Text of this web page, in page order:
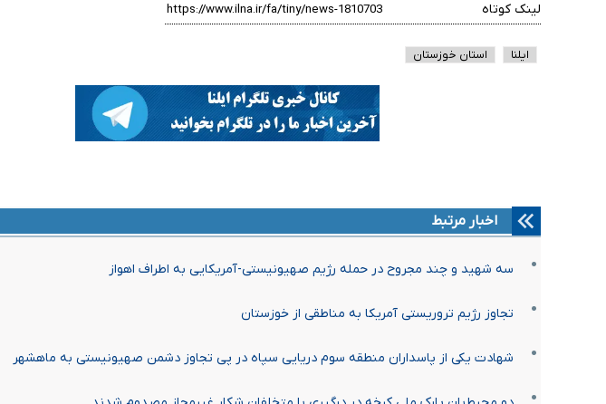
لینک کوتاه
ایلنا استان خوزستان
اخبار مرتبط
سه شهید و چند مجروح در حمله رژیم صهیونیستی-آمریکایی به اطراف اهواز
تجاوز رژیم تروریستی آمریکا به مناطقی از خوزستان
شهادت یکی از پاسداران منطقه سوم دریایی سپاه در پی تجاوز دشمن صهیونیستی به ماهشهر